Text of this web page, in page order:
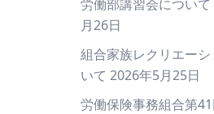
労働部講習会について
月26日
組合家族レクリエー
いて 2026年5月25日
労働保険事務組合第